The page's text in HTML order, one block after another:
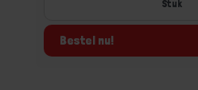
Bestel nu!